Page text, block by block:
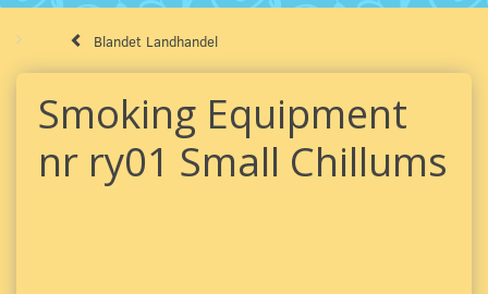
Blandet Landhandel
Smoking Equipment
nr ry01 Small Chillums